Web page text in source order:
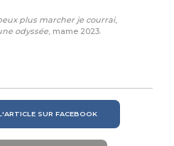
plus marcher je courrai,
odyssée , mame 2023.
SUR FACEBOOK